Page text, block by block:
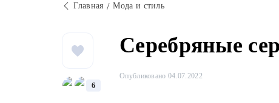
Главная Мода и стиль
6
Серебряные
Опубликовано 04.07.2022